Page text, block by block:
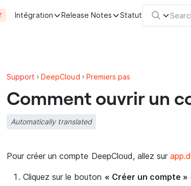
Intégration Release Notes Statut
Support DeepCloud Premiers pas
Comment ouvrir un
Automatically translated
Pour créer un compte DeepCloud, allez sur
Cliquez sur le bouton « Créer un compte »